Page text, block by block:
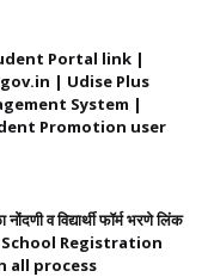
Portal link |
| Udise Plus
System |
Promotion user
नोंदणी व विद्यार्थी फॉर्म भरणे लिंक
School Registration
all process